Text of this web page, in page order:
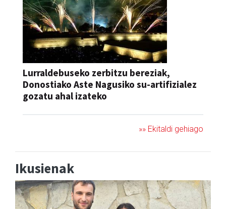
Lurraldebuseko zerbitzu bereziak,
Donostiako Aste Nagusiko su-artifizialez
gozatu ahal izateko
»» Ekitaldi gehiago
Ikusienak